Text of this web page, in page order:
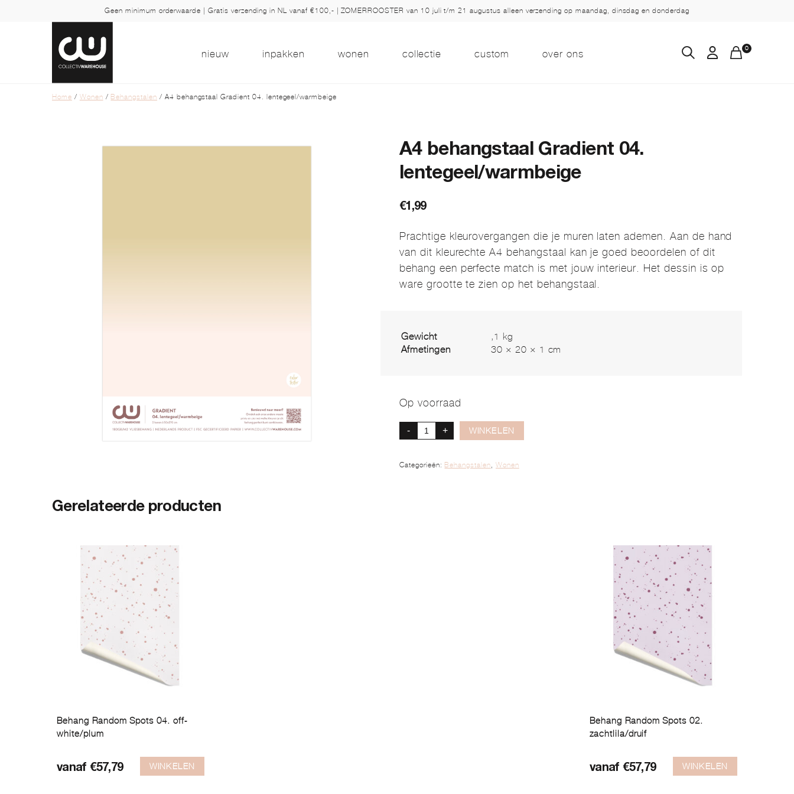
Geen minimum orderwaarde | Gratis verzending in NL vanaf €100,- | ZOMERROOSTER van 10 juli t/m 21 augustus alleen verzending op maandag, dinsdag en donderdag
nieuw inpakken wonen collectie custom over ons 0
Home / Wonen / Behangstalen / A4 behangstaal Gradient 04. lentegeel/warmbeige
A4 behangstaal Gradient 04.
lentegeel/warmbeige
€1,99
Prachtige kleurovergangen die je muren laten ademen. Aan de hand
van dit kleurechte A4 behangstaal kan je goed beoordelen of dit
behang een perfecte match is met jouw interieur. Het dessin is op
ware grootte te zien op het behangstaal.
Gewicht
,1 kg
Afmetingen
30 × 20 × 1 cm
Op voorraad
- + WINKELEN
Categorieën: Behangstalen, Wonen
Gerelateerde producten
Behang Random Spots 04. off-
white/plum
vanaf€57,79 WINKELEN
product
heeft
Behang Random Spots 02.
zachtlila/druif
vanaf€57,79 WINKELEN
product
heeft